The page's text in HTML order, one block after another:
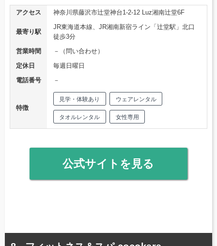
アクセス 神奈川県藤沢市辻堂神台1-2-12 Luz湘南辻堂6F
最寄り駅
JR東海道本線、JR湘南新宿ライン「辻堂駅」北口
徒歩3分
営業時間
－（問い合わせ）
定休日
毎週日曜日
電話番号
－
特徴
見学・体験あり ウェアレンタル
タオルレンタル 女性専用
公式サイトを見る